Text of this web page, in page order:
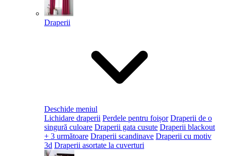
Draperii
Deschide meniul
Lichidare draperii Perdele pentru foișor Draperii de o
singură culoare Draperii gata cusute Draperii blackout
+ 3 următoare Draperii scandinave Draperii cu motiv
3d Draperii asortate la cuverturi